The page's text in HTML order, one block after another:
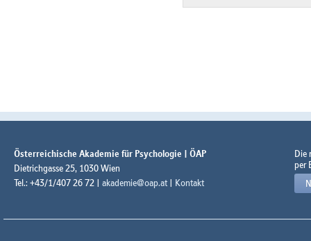
Österreichische Akademie für Psychologie | ÖAP
Dietrichgasse 25, 1030 Wien
Tel.: +43/1/407 26 72 | akademie@oap.at | Kontakt
Die
per